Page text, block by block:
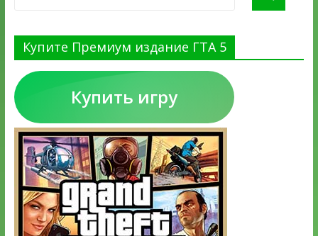
Купите Премиум издание ГТА 5
Купить игру